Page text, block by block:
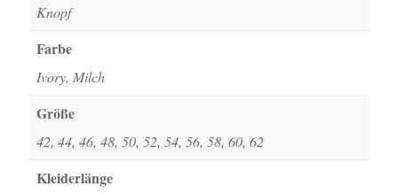
Knopf
Farbe
Ivory, Milch
Größe
42, 44, 46, 48, 50, 52, 54, 56, 58, 60, 62
Kleiderlänge